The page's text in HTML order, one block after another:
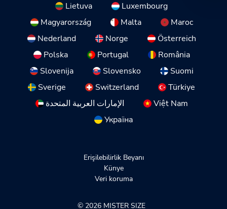
Lietuva
Luxembourg
Magyarország
Malta
Maroc
Nederland
Norge
Österreich
Polska
Portugal
România
Slovenija
Slovensko
Suomi
Sverige
Switzerland
Türkiye
الإمارات العربية المتحدة
Việt Nam
Україна
Erişilebilirlik Beyanı
Künye
Veri koruma
© 2026 MISTER SIZE